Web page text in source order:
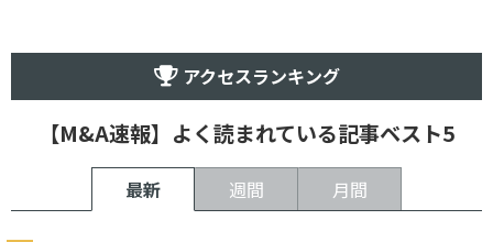
アクセスランキング
【M&A速報】よく読まれている記事ベスト5
最新 週間 月間